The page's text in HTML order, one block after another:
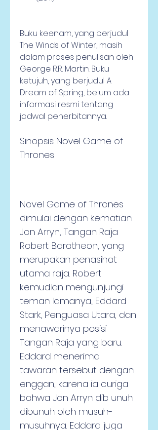
Buku keenam, yang berjudul
The Winds of Winter, masih
dalam proses penulisan oleh
George R.R. Martin. Buku
ketujuh, yang berjudul A
Dream of Spring, belum ada
informasi resmi tentang
jadwal penerbitannya.
Sinopsis Novel Game of
Thrones
Novel Game of Thrones
dimulai dengan kematian
Jon Arryn, Tangan Raja
Robert Baratheon, yang
merupakan penasihat
utama raja. Robert
kemudian mengunjungi
teman lamanya, Eddard
Stark, Penguasa Utara, dan
menawarinya posisi
Tangan Raja yang baru.
Eddard menerima
tawaran tersebut dengan
enggan, karena ia curiga
bahwa Jon Arryn dib unuh
dibunuh oleh musuh-
musuhnya. Eddard juga